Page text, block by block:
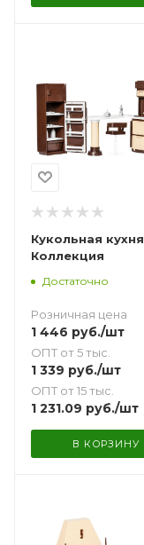
Кукольная кухня
Коллекция
Достаточно
Розничная цена
1 446 руб./шт
ОПТ от 5 тыс.
1 339 руб./шт
ОПТ от 15 тыс.
1 231.09 руб./шт
В КОРЗИНУ